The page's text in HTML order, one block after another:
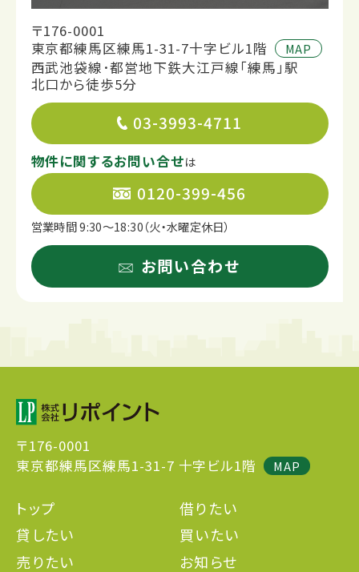
〒176-0001
東京都練馬区練馬1-31-7十字ビル1階
MAP
西武池袋線･都営地下鉄大江戸線「練馬」駅
北口から徒歩5分
03-3993-4711
物件に関するお問い合せは
0120-399-456
営業時間 9:30～18:30（火・水曜定休日）
お問い合わせ
〒176-0001
東京都練馬区練馬1-31-7 十字ビル1階
MAP
トップ
借りたい
貸したい
買いたい
売りたい
お知らせ